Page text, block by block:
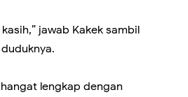
jawab Kakek sambil
lengkap dengan